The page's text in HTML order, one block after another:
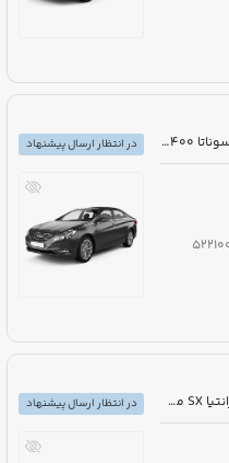
مزایده دولتی خودرو هیوندای سوناتا YF2400 مدل 2012 رنگ سفید متالیک
در انتظار ارسال پیشنهاد
مزایده دولتی خودرو سیتروئن زانتیا SX مدل 1389 رنگ نقره ای
در انتظار ارسال پیشنهاد